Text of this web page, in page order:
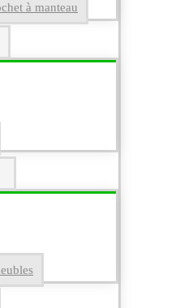
à manteau